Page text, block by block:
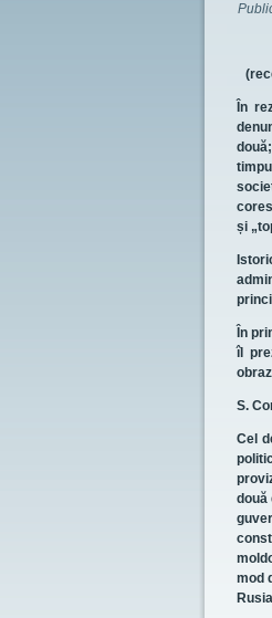
În
și
În
îl
S.
Cel
două
mod